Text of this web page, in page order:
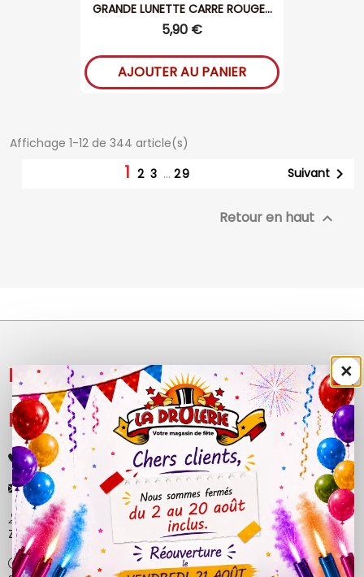
GRANDE LUNETTE CARRE ROUGE...
5,90 €
AJOUTER AU PANIER
Affichage 1-12 de 344 article(s)
1 2 3 … 29 Suivant 
Retour en haut 
NOS PRODUITS 
LÉGAL 
+33 (0)4 50 40 81 00
contact@ladrolerie.fr
38 Rue de la Maladière
Z.A de la maladiere 01210 Ornex
Ma-Ve : 9h30 - 12h30 | 14h30 - 19h00
×